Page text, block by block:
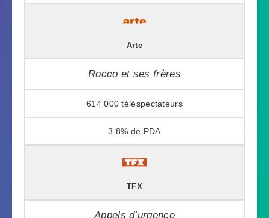
Arte
Rocco et ses frères
614 000
3,8%
TFX
Appels d’urgence